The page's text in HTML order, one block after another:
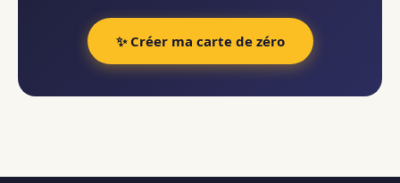
✨ Créer ma carte de zéro